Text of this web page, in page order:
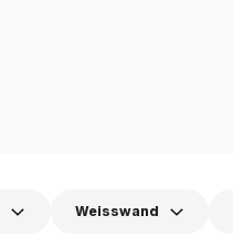
Weisswand